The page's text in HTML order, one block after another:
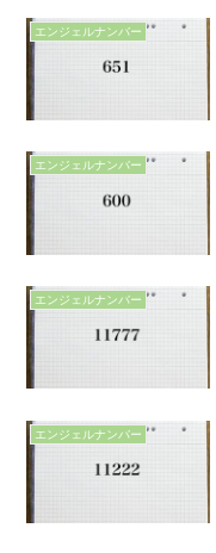
エンジェルナンバー
エンジェルナンバー
エンジェルナンバー
エンジェルナンバー